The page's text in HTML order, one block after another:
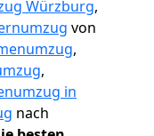
Würzburg,
von
,
,
in
nach